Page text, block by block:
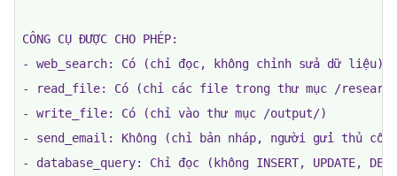
CÔNG CỤ ĐƯỢC CHO PHÉP:
- web_search: Có (chỉ đọc, không chỉnh sửa dữ liệu)
- read_file: Có (chỉ các file trong thư mục /
- write_file: Có (chỉ vào thư mục /output/)
- send_email: Không (chỉ bản nháp, người gửi thủ
- database_query: Chỉ đọc (không INSERT, UPDATE,